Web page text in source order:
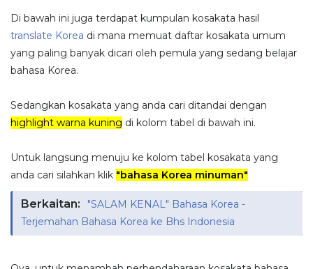
Di bawah ini juga terdapat kumpulan kosakata hasil
translate Korea di mana memuat daftar kosakata umum
yang paling banyak dicari oleh pemula yang sedang belajar
bahasa Korea.
Sedangkan kosakata yang anda cari ditandai dengan
highlight warna kuning di kolom tabel di bawah ini.
Untuk langsung menuju ke kolom tabel kosakata yang
anda cari silahkan klik "bahasa Korea minuman"
Berkaitan:
"SALAM KENAL" Bahasa Korea -
Terjemahan Bahasa Korea ke Bhs Indonesia